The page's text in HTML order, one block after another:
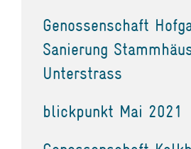
Genossenschaft
Sanierung
Unterstrass
blickpunkt Mai 2021